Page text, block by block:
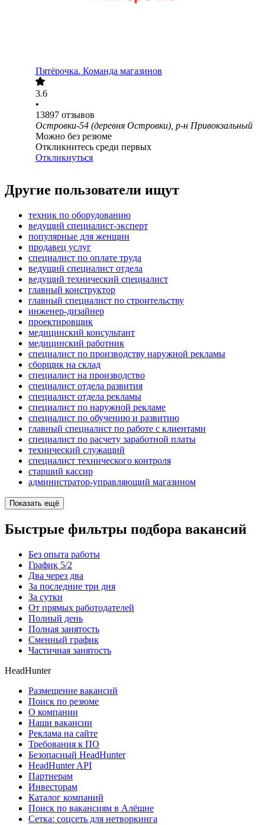
Пятёрочка. Команда магазинов
3.6
•
13897 отзывов
Островки-54 (деревня Островки), р-н Привокзальный
Можно без резюме
Откликнитесь среди первых
Откликнуться
Другие пользователи ищут
техник по оборудованию
ведущий специалист-эксперт
популярные для женщин
продавец услуг
специалист по оплате труда
ведущий специалист отдела
ведущий технический специалист
главный конструктор
главный специалист по строительству
инженер-дизайнер
проектировщик
медицинский консультант
медицинский работник
специалист по производству наружной рекламы
сборщик на склад
специалист на производство
специалист отдела развития
специалист отдела рекламы
специалист по наружной рекламе
специалист по обучению и развитию
главный специалист по работе с клиентами
специалист по расчету заработной платы
технический служащий
специалист технического контроля
старший кассир
администратор-управляющий магазином
Показать ещё
Быстрые фильтры подбора вакансий
Без опыта работы
График 5/2
Два через два
За последние три дня
За сутки
От прямых работодателей
Полный день
Полная занятость
Сменный график
Частичная занятость
HeadHunter
Размещение вакансий
Поиск по резюме
О компании
Наши вакансии
Реклама на сайте
Требования к ПО
Безопасный HeadHunter
HeadHunter API
Партнерам
Инвесторам
Каталог компаний
Поиск по вакансиям в Алёшне
Сетка: соцсеть для нетворкинга